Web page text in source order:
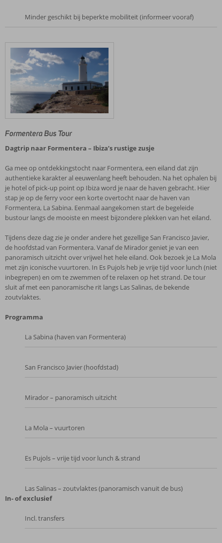
Minder geschikt bij beperkte mobiliteit (informeer vooraf)
Formentera Bus Tour
Dagtrip naar Formentera – Ibiza’s rustige zusje
Ga mee op ontdekkingstocht naar Formentera, een eiland dat zijn
authentieke karakter al eeuwenlang heeft behouden. Na het ophalen bij
je hotel of pick-up point op Ibiza word je naar de haven gebracht. Hier
stap je op de ferry voor een korte overtocht naar de haven van
Formentera, La Sabina. Eenmaal aangekomen start de begeleide
bustour langs de mooiste en meest bijzondere plekken van het eiland.
Tijdens deze dag zie je onder andere het gezellige San Francisco Javier,
de hoofdstad van Formentera. Vanaf de Mirador geniet je van een
panoramisch uitzicht over vrijwel het hele eiland. Ook bezoek je La Mola
met zijn iconische vuurtoren. In Es Pujols heb je vrije tijd voor lunch (niet
inbegrepen) en om te zwemmen of te relaxen op het strand. De tour
sluit af met een panoramische rit langs Las Salinas, de bekende
zoutvlaktes.
Programma
La Sabina (haven van Formentera)
San Francisco Javier (hoofdstad)
Mirador – panoramisch uitzicht
La Mola – vuurtoren
Es Pujols – vrije tijd voor lunch & strand
Las Salinas – zoutvlaktes (panoramisch vanuit de bus)
In- of exclusief
Incl. transfers